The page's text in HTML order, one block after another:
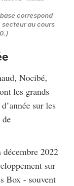
correspond
secteur au cours
Nocibé,
les grands
sur les
de
2022
sur
Box - souvent